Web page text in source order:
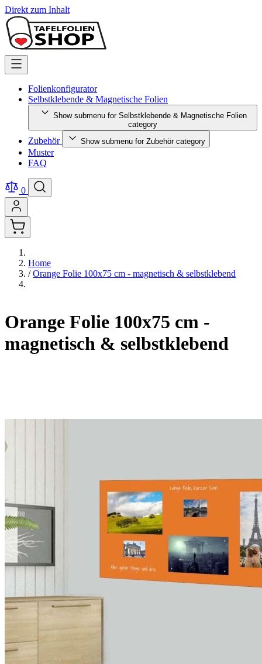
Direkt zum Inhalt
Folienkonfigurator
Selbstklebende & Magnetische Folien
Show submenu for Selbstklebende & Magnetische Folien
category
Zubehör Show submenu for Zubehör category
Muster
FAQ
0
Home
/ Orange Folie 100x75 cm - magnetisch & selbstklebend
Orange Folie 100x75 cm -
magnetisch & selbstklebend